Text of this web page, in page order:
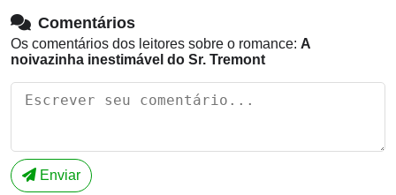
Comentários
Os comentários dos leitores sobre o romance: A
noivazinha inestimável do Sr. Tremont
Enviar